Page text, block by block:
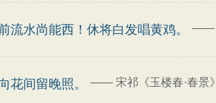
流水尚能西！休将白发唱黄鸡。 ——
花间留晚照。 —— 宋祁《玉楼春·春景》